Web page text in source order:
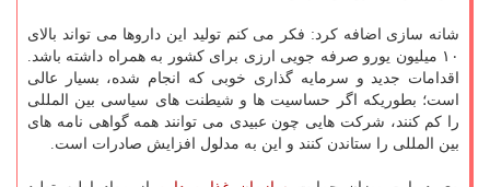
شانه سازی اضافه كرد: فكر می كنم تولید این داروها می تواند بالای
۱۰ میلیون یورو صرفه جویی ارزی برای كشور به همراه داشته باشد.
اقدامات جدید و سرمایه گذاری خوبی كه انجام شده، بسیار عالی
است؛ بطوریكه اگر حساسیت ها و شیطنت های سیاسی بین المللی
را كم كنند، شركت هایی چون عبیدی می توانند همه گواهی نامه های
بین المللی را ستاندن كنند و این به مدلول افزایش صادرات است.